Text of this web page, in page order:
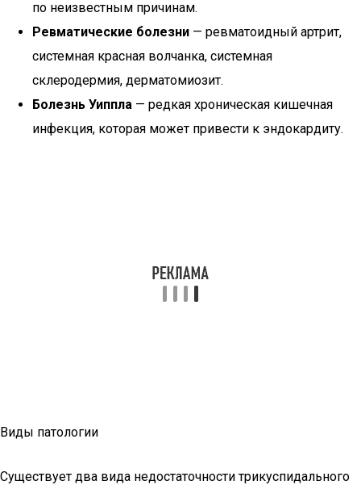
по неизвестным причинам.
Ревматические болезни — ревматоидный артрит,
системная красная волчанка, системная
склеродермия, дерматомиозит.
Болезнь Уиппла — редкая хроническая кишечная
инфекция, которая может привести к эндокардиту.
Виды патологии
Существует два вида недостаточности трикуспидального